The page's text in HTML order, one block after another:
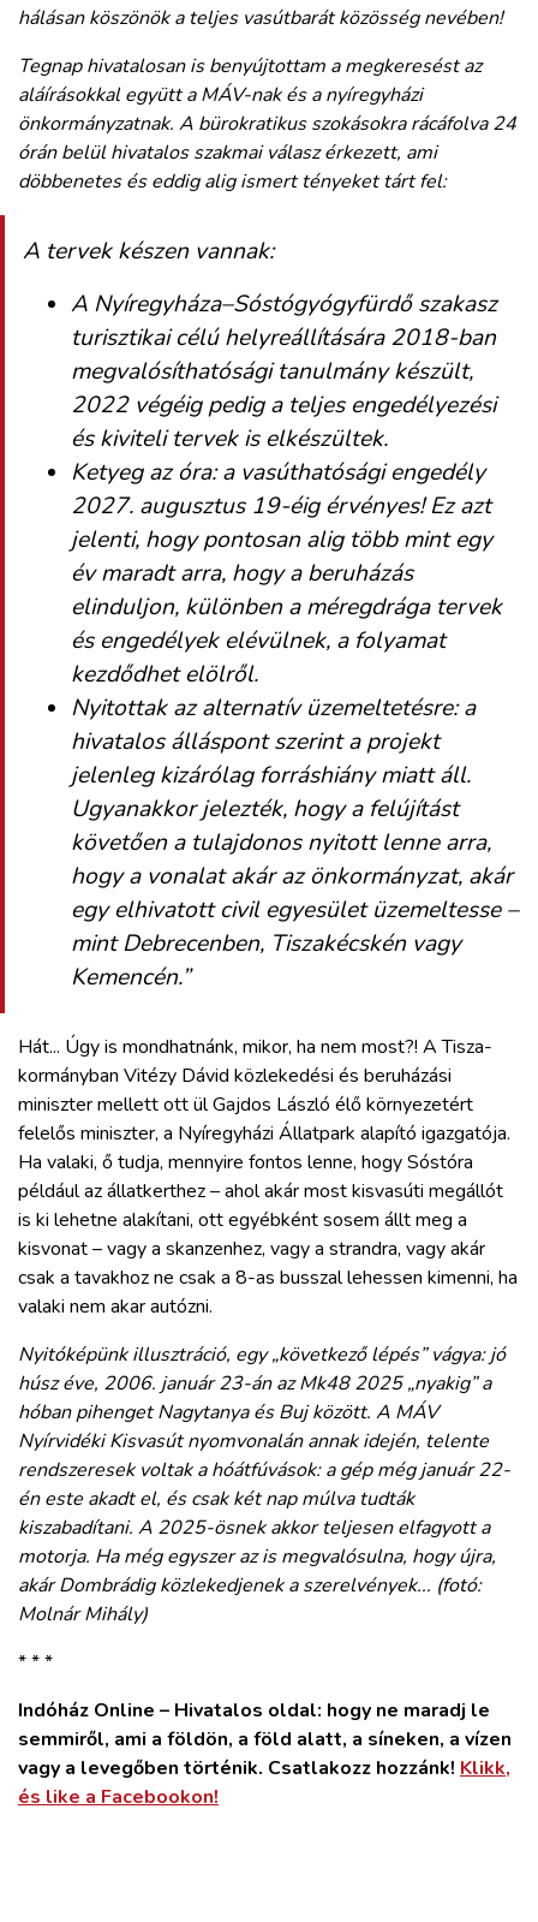
hálásan köszönök a teljes vasútbarát közösség nevében!
Tegnap hivatalosan is benyújtottam a megkeresést az
aláírásokkal együtt a MÁV-nak és a nyíregyházi
önkormányzatnak. A bürokratikus szokásokra rácáfolva 24
órán belül hivatalos szakmai válasz érkezett, ami
döbbenetes és eddig alig ismert tényeket tárt fel:
A tervek készen vannak:
A Nyíregyháza–Sóstógyógyfürdő szakasz
turisztikai célú helyreállítására 2018-ban
megvalósíthatósági tanulmány készült,
2022 végéig pedig a teljes engedélyezési
és kiviteli tervek is elkészültek.
Ketyeg az óra: a vasúthatósági engedély
2027. augusztus 19-éig érvényes! Ez azt
jelenti, hogy pontosan alig több mint egy
év maradt arra, hogy a beruházás
elinduljon, különben a méregdrága tervek
és engedélyek elévülnek, a folyamat
kezdődhet elölről.
Nyitottak az alternatív üzemeltetésre: a
hivatalos álláspont szerint a projekt
jelenleg kizárólag forráshiány miatt áll.
Ugyanakkor jelezték, hogy a felújítást
követően a tulajdonos nyitott lenne arra,
hogy a vonalat akár az önkormányzat, akár
egy elhivatott civil egyesület üzemeltesse –
mint Debrecenben, Tiszakécskén vagy
Kemencén.”
Hát... Úgy is mondhatnánk, mikor, ha nem most?! A Tisza-
kormányban Vitézy Dávid közlekedési és beruházási
miniszter mellett ott ül Gajdos László élő környezetért
felelős miniszter, a Nyíregyházi Állatpark alapító igazgatója.
Ha valaki, ő tudja, mennyire fontos lenne, hogy Sóstóra
például az állatkerthez – ahol akár most kisvasúti megállót
is ki lehetne alakítani, ott egyébként sosem állt meg a
kisvonat – vagy a skanzenhez, vagy a strandra, vagy akár
csak a tavakhoz ne csak a 8-as busszal lehessen kimenni, ha
valaki nem akar autózni.
Nyitóképünk illusztráció, egy „következő lépés” vágya: jó
húsz éve, 2006. január 23-án az Mk48 2025 „nyakig” a
hóban pihenget Nagytanya és Buj között. A MÁV
Nyírvidéki Kisvasút nyomvonalán annak idején, telente
rendszeresek voltak a hóátfúvások: a gép még január 22-
én este akadt el, és csak két nap múlva tudták
kiszabadítani. A 2025-ösnek akkor teljesen elfagyott a
motorja. Ha még egyszer az is megvalósulna, hogy újra,
akár Dombrádig közlekedjenek a szerelvények... (fotó:
Molnár Mihály)
* * *
Indóház Online – Hivatalos oldal: hogy ne maradj le
semmiről, ami a földön, a föld alatt, a síneken, a vízen
vagy a levegőben történik. Csatlakozz hozzánk! Klikk,
és like a Facebookon!